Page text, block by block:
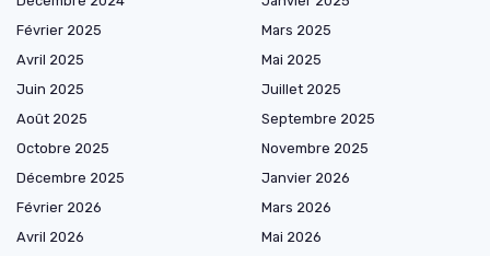
Février 2025
Mars 2025
Avril 2025
Mai 2025
Juin 2025
Juillet 2025
Août 2025
Septembre 2025
Octobre 2025
Novembre 2025
Décembre 2025
Janvier 2026
Février 2026
Mars 2026
Avril 2026
Mai 2026